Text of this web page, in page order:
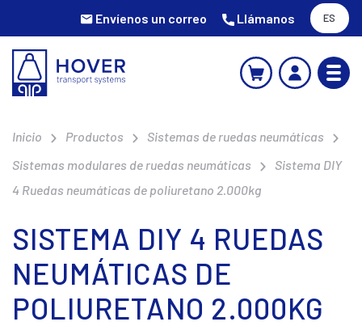
Envíenos un correo Llámanos ES
Inicio Productos
Sistemas de ruedas neumáticas
Sistemas modulares de ruedas neumáticas
Sistema DIY
4 Ruedas neumáticas de poliuretano 2.000kg
SISTEMA DIY 4 RUEDAS
NEUMÁTICAS DE
POLIURETANO 2.000KG